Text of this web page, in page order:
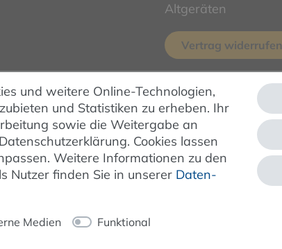
Altgeräten
Vertrag widerrufen
ZAHLUNG & VERSAND
und weitere Online-Technologien,
und Statistiken zu erheben. Ihr
sowie die Weitergabe an
Cookies lassen
Weitere Informationen zu den
Nutzer finden Sie in unserer Daten­
Medien
Funktional